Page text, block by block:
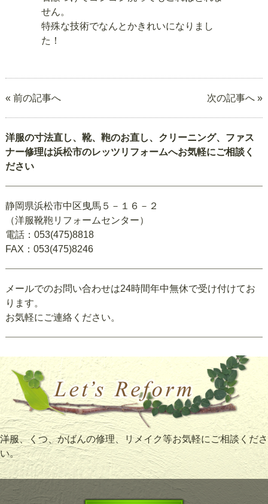
せん。
特殊な技術でなんとかきれいになりまし
た！
« 前の記事へ 次の記事へ »
洋服の寸法直し、靴、鞄のお直し、クリーニング、ファス
ナー修理は浜松市のレッツリフォームへお気軽にご相談く
ださい
静岡県浜松市中区曳馬５－１６－２
（洋服靴鞄リフォームセンター）
電話：053(475)8818
FAX：053(475)8246
メールでのお問い合わせは24時間年中無休で受け付けてお
ります。
お気軽にご連絡ください。
洋服、くつ、かばんの修理、リメイク等お気軽にご相談くださ
い。